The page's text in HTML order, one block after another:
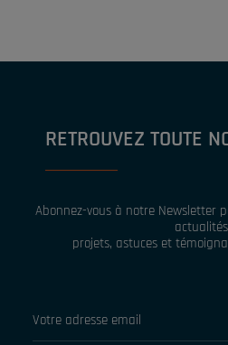
RETROUVEZ TOUTE
Abonnez-vous à notre Newsletter
projets, astuces et